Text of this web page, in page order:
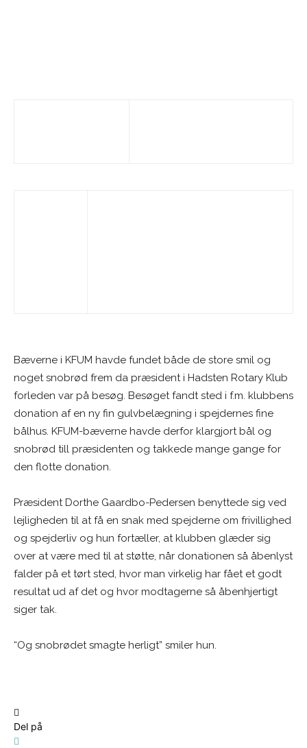
Bæverne i KFUM havde fundet både de store smil og
noget snobrød frem da præsident i Hadsten Rotary Klub
forleden var på besøg. Besøget fandt sted i f.m. klubbens
donation af en ny fin gulvbelægning i spejdernes fine
bålhus. KFUM-bæverne havde derfor klargjort bål og
snobrød till præsidenten og takkede mange gange for
den flotte donation.
Præsident Dorthe Gaardbo-Pedersen benyttede sig ved
lejligheden til at få en snak med spejderne om frivillighed
og spejderliv og hun fortæller, at klubben glæder sig
over at være med til at støtte, når donationen så åbenlyst
falder på et tørt sted, hvor man virkelig har fået et godt
resultat ud af det og hvor modtagerne så åbenhjertigt
siger tak.
“Og snobrødet smagte herligt” smiler hun.
Del på